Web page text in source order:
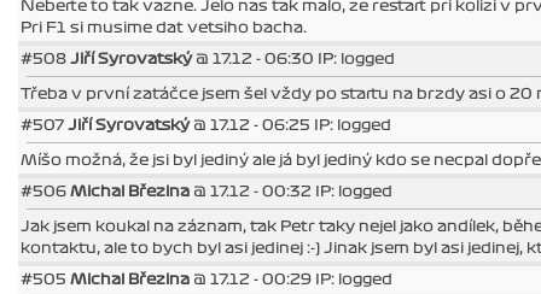
Neberte to tak vazne. Jelo nas tak malo, ze restart pri kolizi v
Pri F1 si musime dat vetsiho bacha.
#508 Jiří Syrovatský@ 17.12 - 06:30 IP: logged
Třeba v první zatáčce jsem šel vždy po startu na brzdy asi o
#507 Jiří Syrovatský@ 17.12 - 06:25 IP: logged
Míšo možná, že jsi byl jediný ale já byl jediný kdo se necpal
#506 Michal Březina @ 17.12 - 00:32 IP: logged
Jak jsem koukal na záznam, tak Petr taky nejel jako andílek,
kontaktu, ale to bych byl asi jedinej :-) Jinak jsem byl asi
#505 Michal Březina @ 17.12 - 00:29 IP: logged